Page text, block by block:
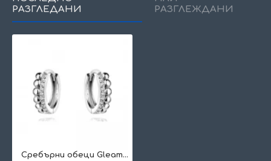
РАЗГЛЕДАНИ
РАЗГЛЕЖДАНИ
Сребърни обеци Gleaming